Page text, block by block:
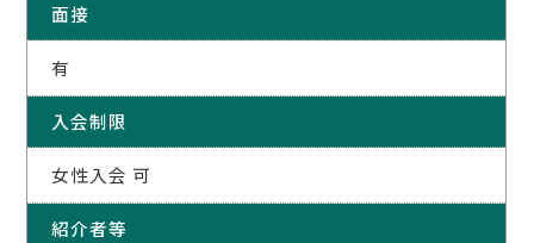
面接
有
入会制限
女性入会 可
紹介者等